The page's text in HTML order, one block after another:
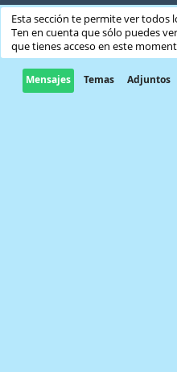
Esta sección te permite ver todos
Ten en cuenta que sólo puedes
que tienes acceso en este
Mensajes Temas Adjuntos